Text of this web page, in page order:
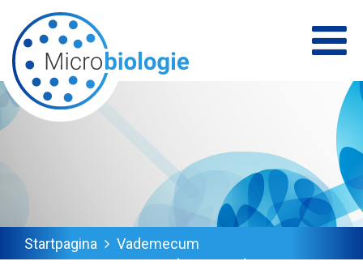
Startpagina
Vademecum
SARS coronavirus 2 (COVID-19)